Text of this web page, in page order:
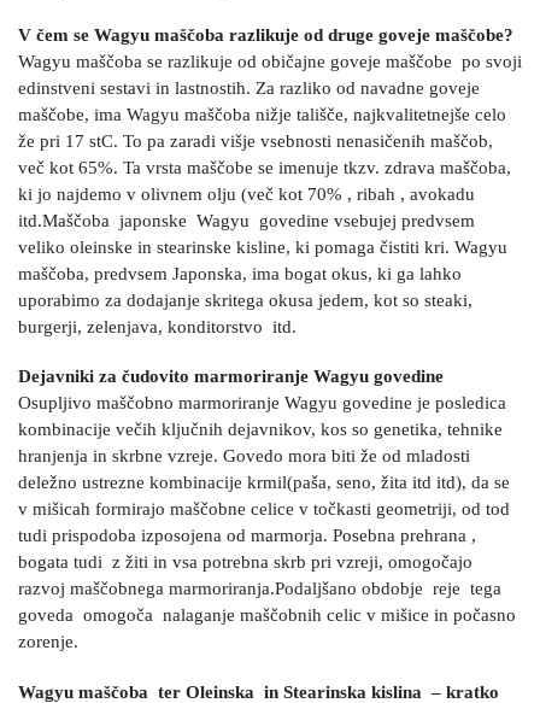
V čem se Wagyu maščoba razlikuje od druge goveje maščobe?
Wagyu maščoba se razlikuje od običajne goveje maščobe po svoji
edinstveni sestavi in lastnostih. Za razliko od navadne goveje
maščobe, ima Wagyu maščoba nižje tališče, najkvalitetnejše celo
že pri 17 stC. To pa zaradi višje vsebnosti nenasičenih maščob,
več kot 65%. Ta vrsta maščobe se imenuje tkzv. zdrava maščoba,
ki jo najdemo v olivnem olju (več kot 70% , ribah , avokadu
itd.Maščoba japonske Wagyu govedine vsebujej predvsem
veliko oleinske in stearinske kisline, ki pomaga čistiti kri. Wagyu
maščoba, predvsem Japonska, ima bogat okus, ki ga lahko
uporabimo za dodajanje skritega okusa jedem, kot so steaki,
burgerji, zelenjava, konditorstvo itd.
Dejavniki za čudovito marmoriranje Wagyu govedine
Osupljivo maščobno marmoriranje Wagyu govedine je posledica
kombinacije večih ključnih dejavnikov, kos so genetika, tehnike
hranjenja in skrbne vzreje. Govedo mora biti že od mladosti
deležno ustrezne kombinacije krmil(paša, seno, žita itd itd), da se
v mišicah formirajo maščobne celice v točkasti geometriji, od tod
tudi prispodoba izposojena od marmorja. Posebna prehrana ,
bogata tudi z žiti in vsa potrebna skrb pri vzreji, omogočajo
razvoj maščobnega marmoriranja.Podaljšano obdobje reje tega
goveda omogoča nalaganje maščobnih celic v mišice in počasno
zorenje.
Wagyu maščoba ter Oleinska in Stearinska kislina – kratko